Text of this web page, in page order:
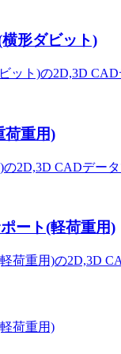
形ダビット)
ット)の2D,3D CAD
荷重用)
2D,3D CADデータ
ート(軽荷重用)
荷重用)の2D,3D
荷重用)